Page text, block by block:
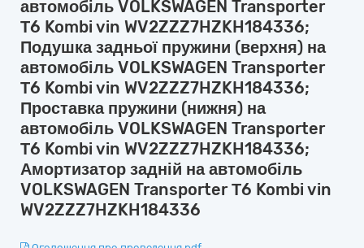
автомобіль VOLKSWAGEN Transporter
Т6 Kombi vin WV2ZZZ7HZKH184336;
Подушка задньої пружини (верхня) на
автомобіль VOLKSWAGEN Transporter
Т6 Kombi vin WV2ZZZ7HZKH184336;
Проставка пружини (нижня) на
автомобіль VOLKSWAGEN Transporter
Т6 Kombi vin WV2ZZZ7HZKH184336;
Амортизатор задній на автомобіль
VOLKSWAGEN Transporter Т6 Kombi vin
WV2ZZZ7HZKH184336